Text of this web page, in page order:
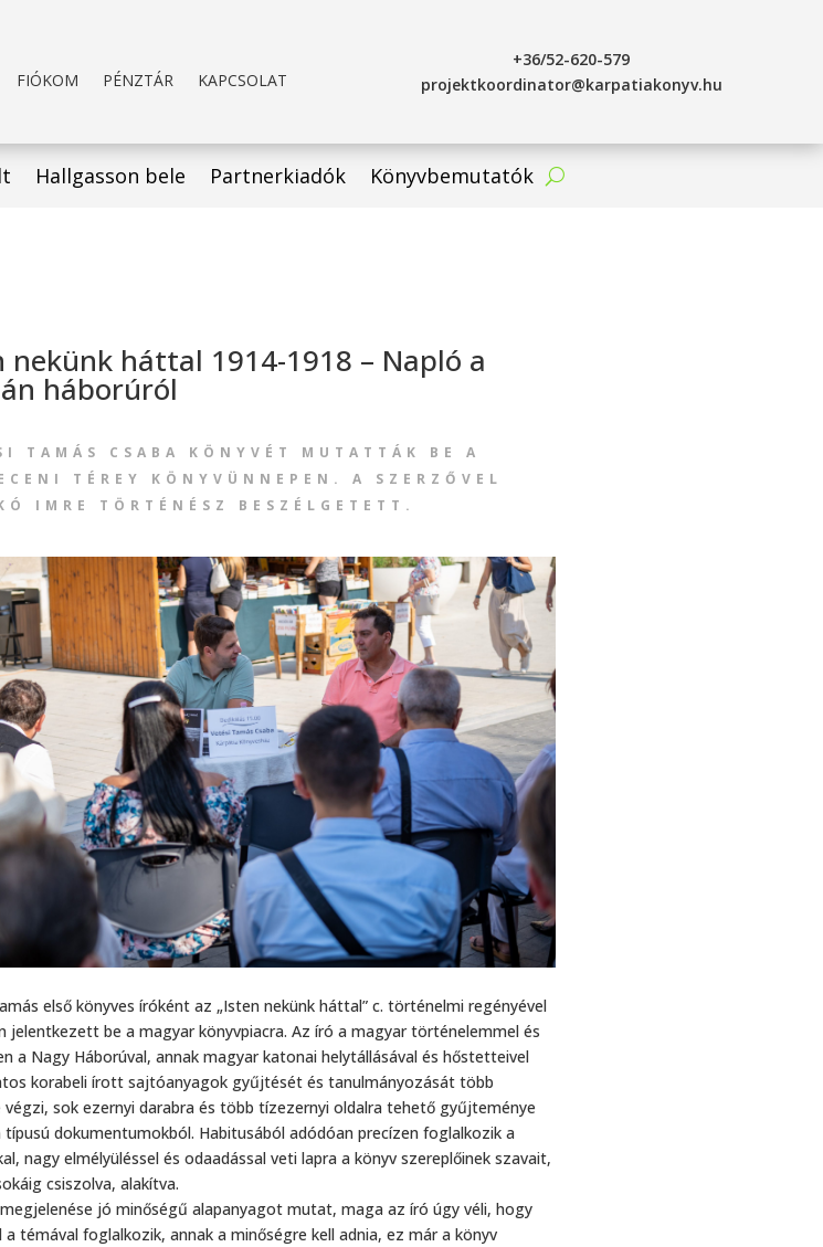
FIÓKOM PÉNZTÁR KAPCSOLAT
+36/52-620-579
projektkoordinator@karpatiakonyv.hu
Hallgasson bele Partnerkiadók Könyvbemutatók
nekünk háttal 1914-1918 – Napló a
háborúról
TAMÁS CSABA KÖNYVÉT MUTATTÁK BE A
TÉREY KÖNYVÜNNEPEN. A SZERZŐVEL
IMRE TÖRTÉNÉSZ BESZÉLGETETT.
első könyves íróként az „Isten nekünk háttal” c. történelmi regényével
jelentkezett be a magyar könyvpiacra. Az író a magyar történelemmel és
a Nagy Háborúval, annak magyar katonai helytállásával és hőstetteivel
korabeli írott sajtóanyagok gyűjtését és tanulmányozását több
végzi, sok ezernyi darabra és több tízezernyi oldalra tehető gyűjteménye
típusú dokumentumokból. Habitusából adódóan precízen foglalkozik a
nagy elmélyüléssel és odaadással veti lapra a könyv szereplőinek szavait,
csiszolva, alakítva.
jó minőségű alapanyagot mutat, maga az író úgy véli, hogy
a témával foglalkozik, annak a minőségre kell adnia, ez már a könyv